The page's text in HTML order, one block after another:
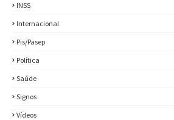
INSS
Internacional
Pis/Pasep
Política
Saúde
Signos
Vídeos